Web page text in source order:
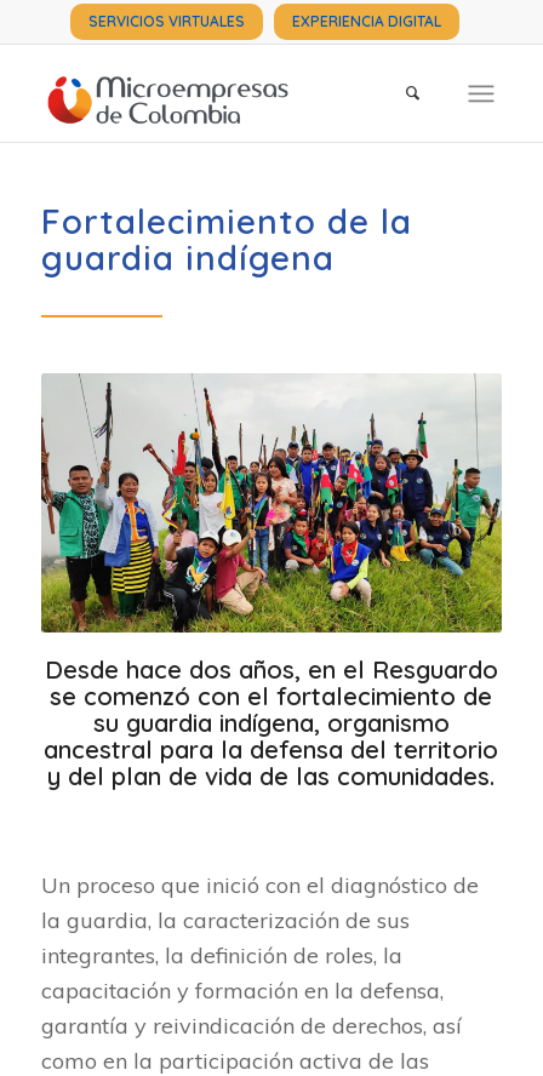
SERVICIOS VIRTUALES EXPERIENCIA DIGITAL
Fortalecimiento de la
guardia indígena
Desde hace dos años, en el Resguardo
se comenzó con el fortalecimiento de
su guardia indígena, organismo
ancestral para la defensa del territorio
y del plan de vida de las comunidades.
Un proceso que inició con el diagnóstico de
la guardia, la caracterización de sus
integrantes, la definición de roles, la
capacitación y formación en la defensa,
garantía y reivindicación de derechos, así
como en la participación activa de las